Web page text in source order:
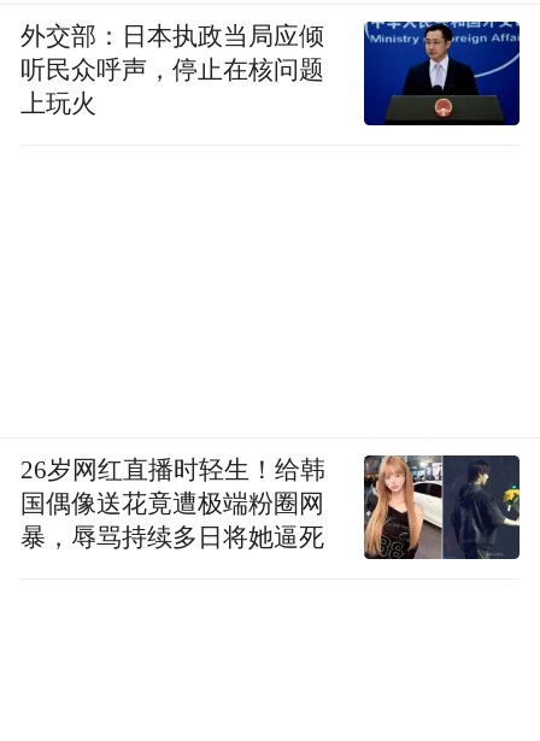
外交部：日本执政当局应倾
听民众呼声，停止在核问题
上玩火
26岁网红直播时轻生！给韩
国偶像送花竟遭极端粉圈网
暴，辱骂持续多日将她逼死